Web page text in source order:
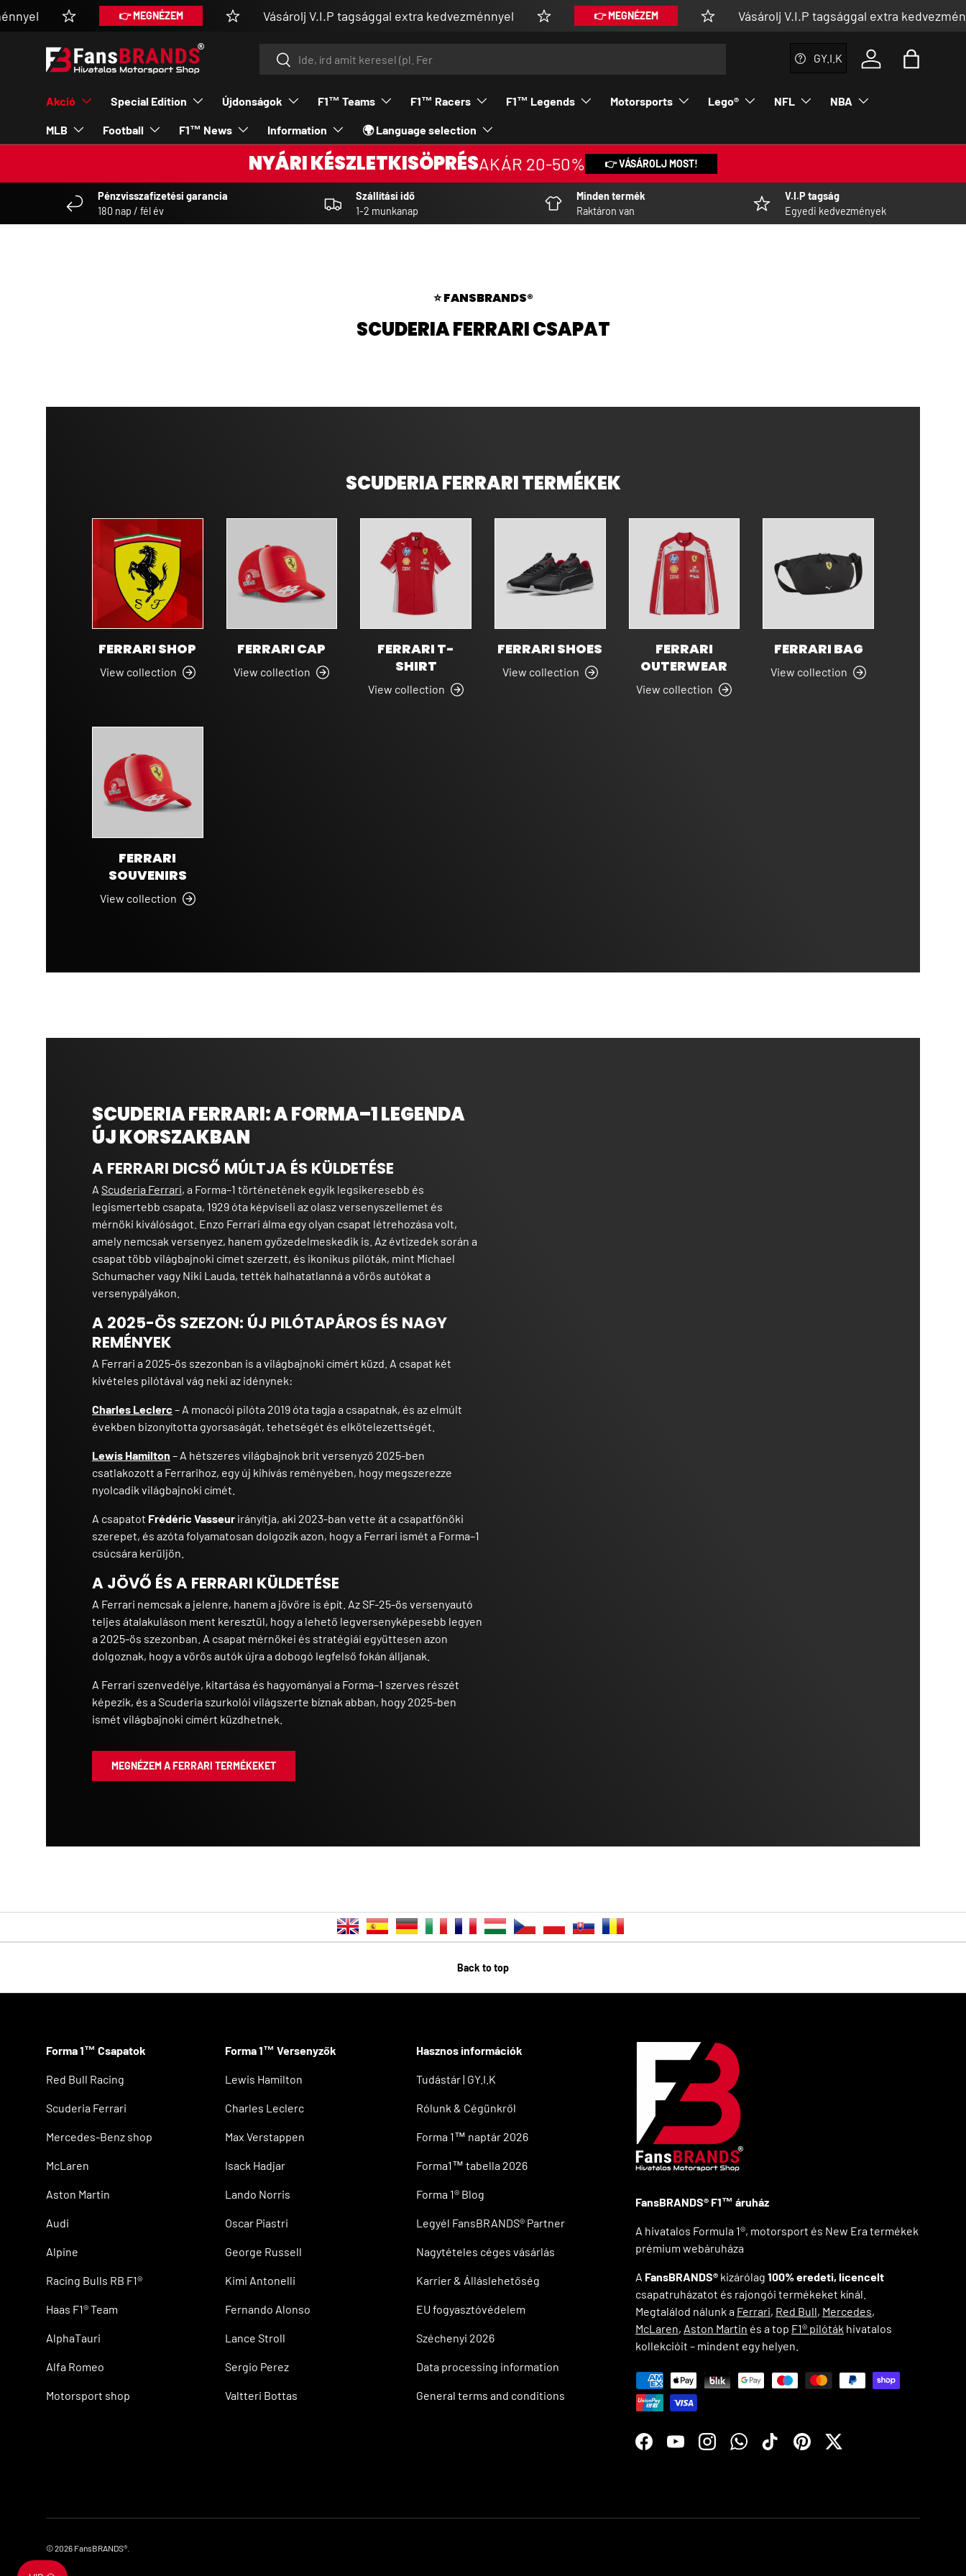
SKIP TO CONTENT
👉 MEGNÉZEM Vásárolj V.I.P tagsággal extra kedvezménnyel 👉 MEGNÉZEM Vásárolj V.I.P tagsággal extra kedvezménnyel
SearchSearch GY.I.K
Log in Bag
Akció Special Edition Újdonságok F1™ Teams F1™ Racers F1™ Legends Motorsports Lego® NFL NBA
MLB Football F1™ News Information 🌍 Language selection
NYÁRI KÉSZLETKISÖPRÉSAKÁR 20-50% 👉 VÁSÁROLJ MOST!
Pénzvisszafizetési garancia
180 nap / fél év
Szállítási idő
1-2 munkanap
Minden termék
Raktáron van
V.I.P tagság
Egyedi kedvezmények
⭐ FANSBRANDS®
SCUDERIA FERRARI CSAPAT
SCUDERIA FERRARI TERMÉKEK
FERRARI SHOP
View collection
FERRARI CAP
View collection
FERRARI T-
SHIRT
View collection
FERRARI SHOES
View collection
FERRARI
OUTERWEAR
View collection
FERRARI BAG
View collection
FERRARI
SOUVENIRS
View collection
SCUDERIA FERRARI: A FORMA–1 LEGENDA
ÚJ KORSZAKBAN
A FERRARI DICSŐ MÚLTJA ÉS KÜLDETÉSE
A Scuderia Ferrari, a Forma–1 történetének egyik legsikeresebb és
legismertebb csapata, 1929 óta képviseli az olasz versenyszellemet és
mérnöki kiválóságot. Enzo Ferrari álma egy olyan csapat létrehozása volt,
amely nemcsak versenyez, hanem győzedelmeskedik is. Az évtizedek során a
csapat több világbajnoki címet szerzett, és ikonikus pilóták, mint Michael
Schumacher vagy Niki Lauda, tették halhatatlanná a vörös autókat a
versenypályákon.
A 2025-ÖS SZEZON: ÚJ PILÓTAPÁROS ÉS NAGY
REMÉNYEK
A Ferrari a 2025-ös szezonban is a világbajnoki címért küzd. A csapat két
kivételes pilótával vág neki az idénynek:
Charles Leclerc – A monacói pilóta 2019 óta tagja a csapatnak, és az elmúlt
években bizonyította gyorsaságát, tehetségét és elkötelezettségét.
Lewis Hamilton – A hétszeres világbajnok brit versenyző 2025-ben
csatlakozott a Ferrarihoz, egy új kihívás reményében, hogy megszerezze
nyolcadik világbajnoki címét.
A csapatot Frédéric Vasseur irányítja, aki 2023-ban vette át a csapatfőnöki
szerepet, és azóta folyamatosan dolgozik azon, hogy a Ferrari ismét a Forma–1
csúcsára kerüljön.
A JÖVŐ ÉS A FERRARI KÜLDETÉSE
A Ferrari nemcsak a jelenre, hanem a jövőre is épít. Az SF-25-ös versenyautó
teljes átalakuláson ment keresztül, hogy a lehető legversenyképesebb legyen
a 2025-ös szezonban. A csapat mérnökei és stratégiái együttesen azon
dolgoznak, hogy a vörös autók újra a dobogó legfelső fokán álljanak.
A Ferrari szenvedélye, kitartása és hagyományai a Forma–1 szerves részét
képezik, és a Scuderia szurkolói világszerte bíznak abban, hogy 2025-ben
ismét világbajnoki címért küzdhetnek.
MEGNÉZEM A FERRARI TERMÉKEKET
Back to top
Forma 1™ Csapatok
Red Bull Racing
Scuderia Ferrari
Mercedes-Benz shop
McLaren
Aston Martin
Audi
Alpine
Racing Bulls RB F1®
Haas F1® Team
AlphaTauri
Alfa Romeo
Motorsport shop
Forma 1™ Versenyzők
Lewis Hamilton
Charles Leclerc
Max Verstappen
Isack Hadjar
Lando Norris
Oscar Piastri
George Russell
Kimi Antonelli
Fernando Alonso
Lance Stroll
Sergio Perez
Valtteri Bottas
Hasznos információk
Tudástár | GY.I.K
Rólunk & Cégünkről
Forma 1™ naptár 2026
Forma1™ tabella 2026
Forma 1® Blog
Legyél FansBRANDS® Partner
Nagytételes céges vásárlás
Karrier & Álláslehetőség
EU fogyasztóvédelem
Széchenyi 2026
Data processing information
General terms and conditions
FansBRANDS® F1™ áruház
A hivatalos Formula 1®, motorsport és New Era termékek
prémium webáruháza
A FansBRANDS®kizárólag 100% eredeti, licencelt
csapatruházatot és rajongói termékeket kínál.
Megtalálod nálunk a Ferrari, Red Bull, Mercedes,
McLaren, Aston Martin és a top F1® pilóták hivatalos
kollekcióit – mindent egy helyen.
Payment methods accepted
FacebookYouTubeInstagramWhatsAppTikTokPinterestTwitter
© 2026 FansBRANDS®